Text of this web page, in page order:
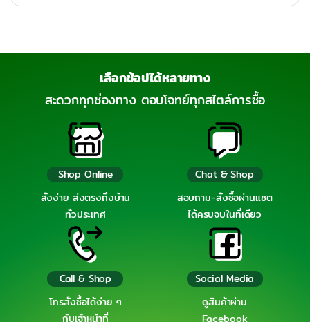
เลือกช้อปได้หลายทาง
สะดวกทุกช่องทาง ตอบโจทย์ทุกสไตล์การซื้อ
Shop Online
สั่งง่าย ส่งตรงถึงบ้าน
ทั่วประเทศ
Chat & Shop
สอบถาม-สั่งซื้อผ่านแชต
ได้ครบจบในที่เดียว
Call & Shop
โทรสั่งซื้อได้ง่าย ๆ
กับเจ้าหน้าที่
Social Media
ดูสินค้าผ่าน
Facebook